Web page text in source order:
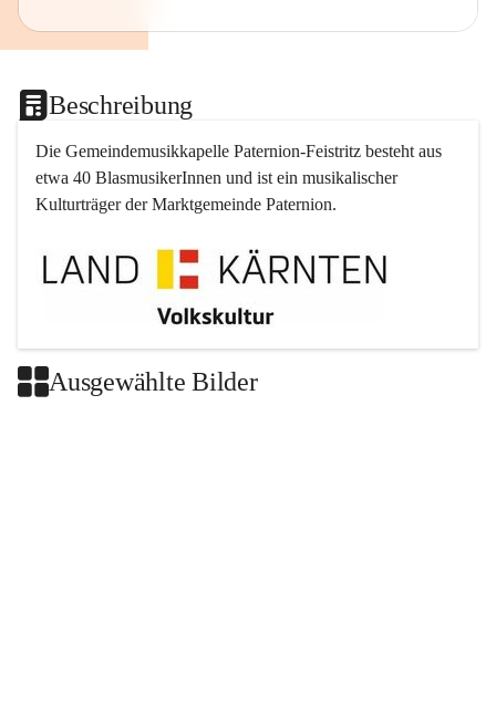
Beschreibung
Die Gemeindemusikkapelle Paternion-Feistritz besteht aus
etwa 40 BlasmusikerInnen und ist ein musikalischer
Kulturträger der Marktgemeinde Paternion.
Ausgewählte Bilder